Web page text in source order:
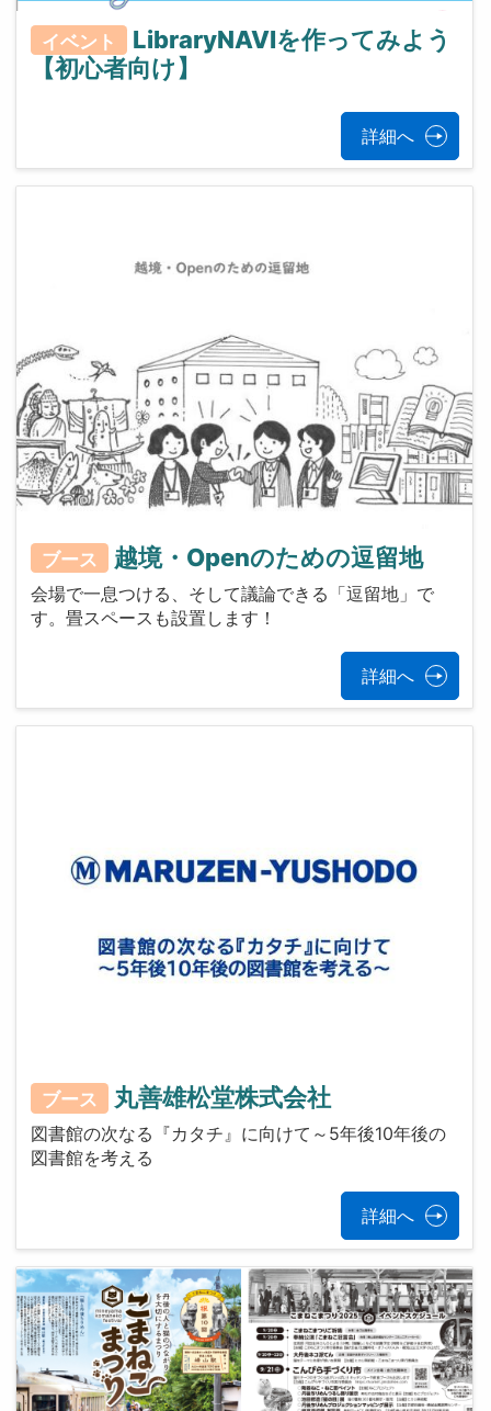
イベント
LibraryNAVIを作ってみよう
【初心者向け】
詳細へ
ブース 越境・Openのための逗留地
会場で一息つける、そして議論できる「逗留地」で
す。畳スペースも設置します！
詳細へ
ブース 丸善雄松堂株式会社
図書館の次なる『カタチ』に向けて～5年後10年後の
図書館を考える
詳細へ